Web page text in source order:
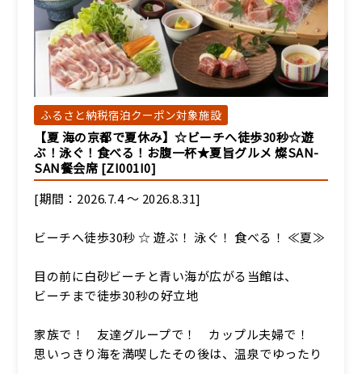
ふるさと納税宿泊クーポン対象施設
【夏 海の京都で夏休み】☆ビーチへ徒歩30秒☆遊
ぶ！泳ぐ！食べる！お腹一杯★夏旨グルメ 燦SAN-
SAN餐会席 [ZI001I0]
[期間：2026.7.4 ～ 2026.8.31]
ビーチへ徒歩30秒 ☆ 遊ぶ！ 泳ぐ！ 食べる！ ≪夏≫
目の前に白砂ビーチと青い海が広がる当館は、
ビーチまで徒歩30秒の好立地
家族で！ 友達グループで！ カップル夫婦で！
思いっきり海を満喫したその後は、温泉でゆったり